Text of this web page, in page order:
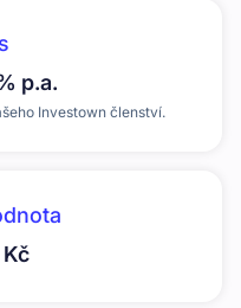
p.a.
Investown členství.